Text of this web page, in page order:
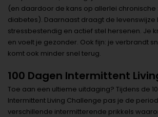
(en daardoor de kans op allerlei chronische
diabetes). Daarnaast draagt de levenswijze
stressbestendig en actief stel hersenen. Je
en voelt je gezonder. Ook fijn: je verbrandt
komt ook minder snel terug.
100 Dagen Intermittent
Toe aan een ultieme uitdaging? Tijdens de
Intermittent Living Challenge pas je de
verschillende intermitterende prikkels